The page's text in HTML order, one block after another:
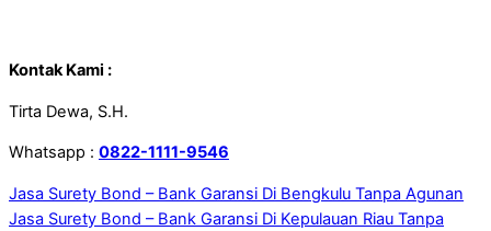
Kontak Kami :
Tirta Dewa, S.H.
Whatsapp : 0822-1111-9546
Jasa Surety Bond – Bank Garansi Di Bengkulu Tanpa Agunan
Jasa Surety Bond – Bank Garansi Di Kepulauan Riau Tanpa